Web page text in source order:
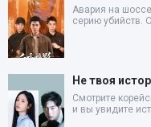
Авария на
серию убийств.
Не твоя
Смотрите
и вы увидите